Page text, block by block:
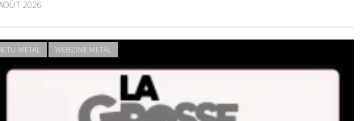
2026
METAL WEBZINE METAL